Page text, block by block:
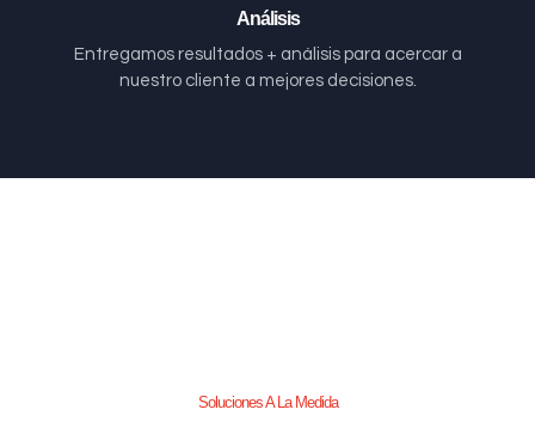
Análisis
Entregamos resultados + análisis para acercar a
nuestro cliente a mejores decisiones.
Soluciones A La Medida